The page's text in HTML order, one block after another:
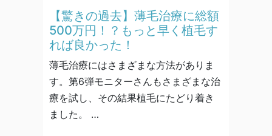
【驚きの過去】薄毛治療に総額
500万円！？もっと早く植毛す
れば良かった！
薄毛治療にはさまざまな方法がありま
す。第6弾モニターさんもさまざまな治
療を試し、その結果植毛にたどり着き
ました。 …